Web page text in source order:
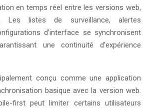
en temps réel entre les versions web,
Les listes de surveillance, alertes
d’interface se synchronisent
une continuité d’expérience
conçu comme une application
basique avec la version web.
first peut limiter certains utilisateurs